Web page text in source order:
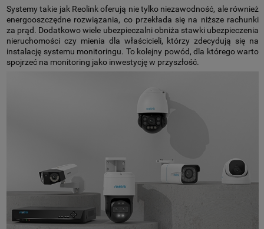
Systemy takie jak Reolink oferują nie tylko niezawodność, ale również
energooszczędne rozwiązania, co przekłada się na niższe rachunki
za prąd. Dodatkowo wiele ubezpieczalni obniża stawki ubezpieczenia
nieruchomości czy mienia dla właścicieli, którzy zdecydują się na
instalację systemu monitoringu. To kolejny powód, dla którego warto
spojrzeć na monitoring jako inwestycję w przyszłość.